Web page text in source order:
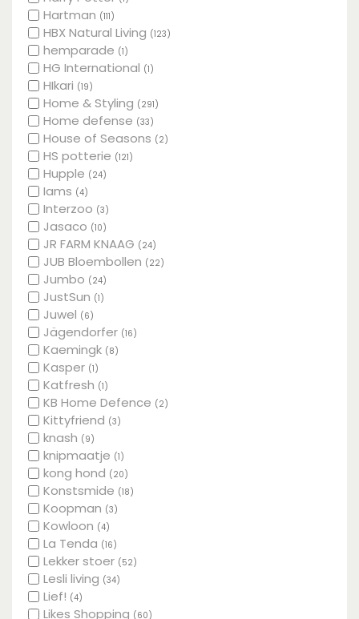
Hartman (111)
HBX Natural Living (123)
hemparade (1)
HG International (1)
HIkari (19)
Home & Styling (291)
Home defense (33)
House of Seasons (2)
HS potterie (121)
Hupple (24)
Iams (4)
Interzoo (3)
Jasaco (10)
JR FARM KNAAG (24)
JUB Bloembollen (22)
Jumbo (24)
JustSun (1)
Juwel (6)
Jägendorfer (16)
Kaemingk (8)
Kasper (1)
Katfresh (1)
KB Home Defence (2)
Kittyfriend (3)
knash (9)
knipmaatje (1)
kong hond (20)
Konstsmide (18)
Koopman (3)
Kowloon (4)
La Tenda (16)
Lekker stoer (52)
Lesli living (34)
Lief! (4)
Likes Shopping (60)